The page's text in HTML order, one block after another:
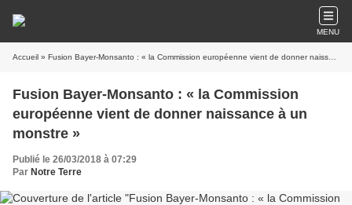
MENU
Accueil » Fusion Bayer-Monsanto : « la Commission européenne vient de donner naissance à un monstre »
Fusion Bayer-Monsanto : « la Commission
européenne vient de donner naissance à un
monstre »
Publié le 26/03/2018 à 07:29
Par Notre Terre